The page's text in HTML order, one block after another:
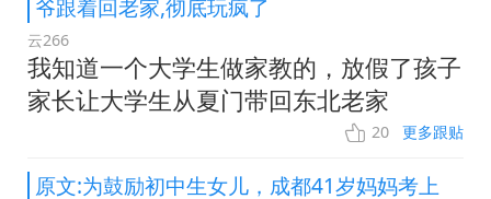
爷跟着回老家,彻底玩疯了
云266
我知道一个大学生做家教的，放假了孩子
家长让大学生从夏门带回东北老家
20 更多跟贴
原文:为鼓励初中生女儿，成都41岁妈妈考上